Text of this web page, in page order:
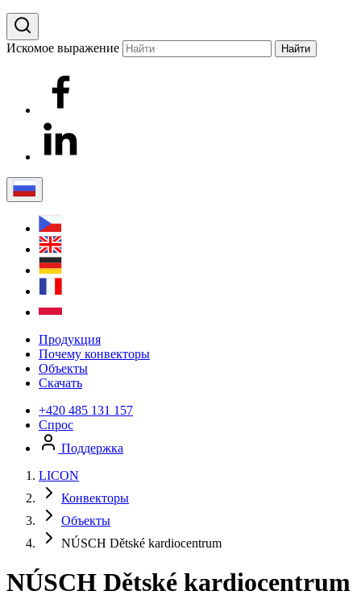
Искомое выражение Найти
Продукция
Почему конвекторы
Объекты
Скачать
+420 485 131 157
Спрос
Поддержка
LICON
Конвекторы
Объекты
NÚSCH Dětské kardiocentrum
NÚSCH Dětské kardiocentrum